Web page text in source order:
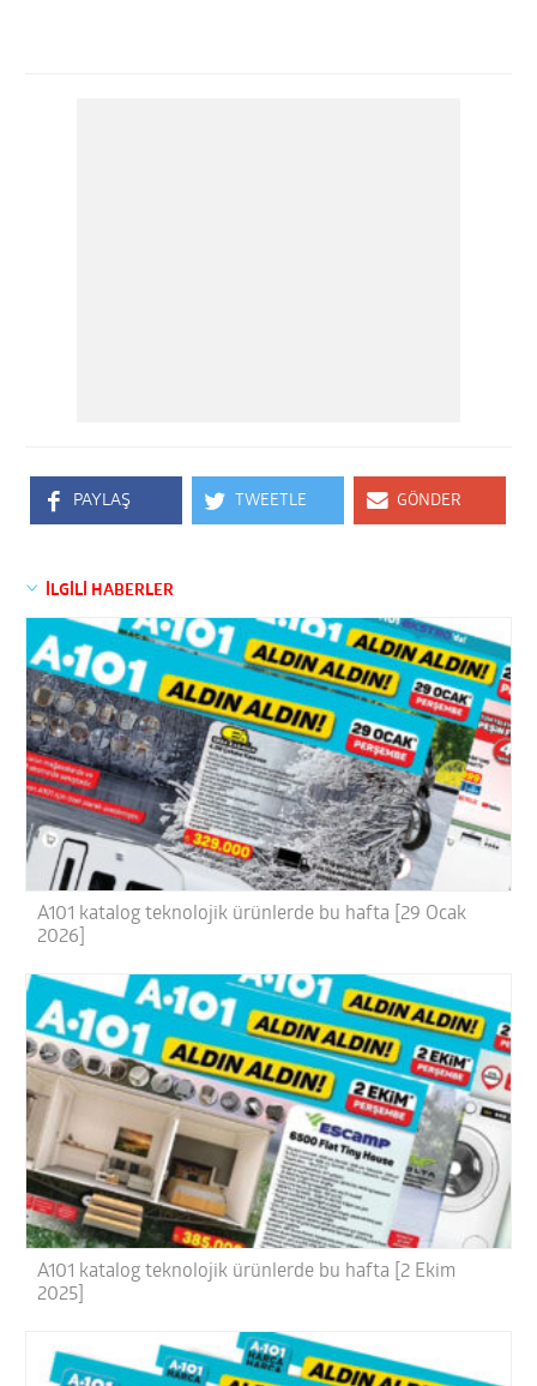
PAYLAŞ TWEETLE GÖNDER
İLGİLİ HABERLER
A101 katalog teknolojik ürünlerde bu hafta [29 Ocak
2026]
A101 katalog teknolojik ürünlerde bu hafta [2 Ekim
2025]